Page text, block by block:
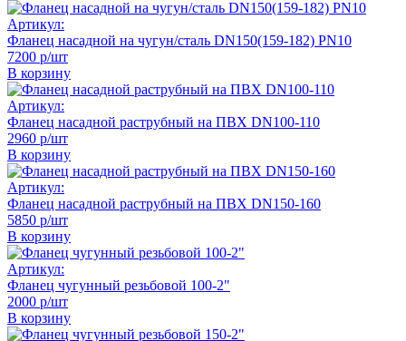
Артикул:
Фланец насадной на чугун/сталь DN150(159-182) PN10
7200 р/шт
В корзину
Артикул:
Фланец насадной раструбный на ПВХ DN100-110
2960 р/шт
В корзину
Артикул:
Фланец насадной раструбный на ПВХ DN150-160
5850 р/шт
В корзину
Артикул:
Фланец чугунный резьбовой 100-2"
2000 р/шт
В корзину